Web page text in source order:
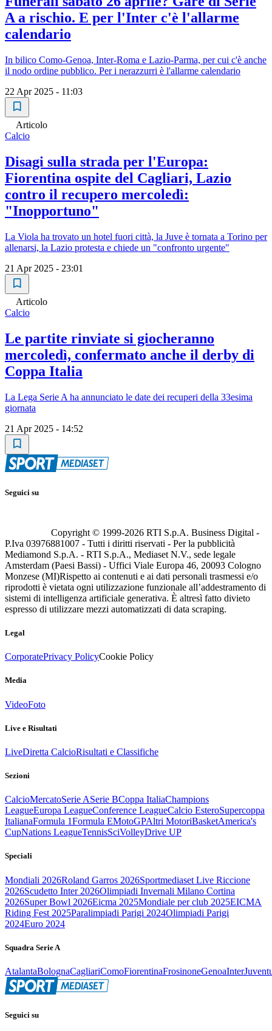
A a rischio. E per l'Inter c'è l'allarme
calendario
In bilico Como-Genoa, Inter-Roma e Lazio-Parma, per cui c'è anche
il nodo ordine pubblico. Per i nerazzurri è l'allarme calendario
22 Apr 2025 - 11:03
Articolo
Calcio
Disagi sulla strada per l'Europa:
Fiorentina ospite del Cagliari, Lazio
contro il recupero mercoledì:
"Inopportuno"
La Viola ha trovato un hotel fuori città, la Juve è tornata a Torino per
allenarsi, la Lazio protesta e chiede un "confronto urgente"
21 Apr 2025 - 23:01
Articolo
Calcio
Le partite rinviate si giocheranno
mercoledì, confermato anche il derby di
Coppa Italia
La Lega Serie A ha annunciato le date dei recuperi della 33esima
giornata
21 Apr 2025 - 14:52
Seguici su
Copyright © 1999-2026 RTI S.p.A. Business Digital -
P.Iva 03976881007 - Tutti i diritti riservati - Per la pubblicità
Mediamond S.p.A. - RTI S.p.A., Mediaset N.V., sede legale
Amsterdam (Paesi Bassi) - Uffici Viale Europa 46, 20093 Cologno
Monzese (MI)Rispetto ai contenuti e ai dati personali trasmessi e/o
riprodotti è vietata ogni utilizzazione funzionale all’addestramento di
sistemi di intelligenza artificiale generativa. È altresì fatto divieto
espresso di utilizzare mezzi automatizzati di data scraping.
Legal
CorporatePrivacy PolicyCookie Policy
Media
VideoFoto
Live e Risultati
LiveDiretta CalcioRisultati e Classifiche
Sezioni
CalcioMercatoSerie ASerie BCoppa ItaliaChampions
LeagueEuropa LeagueConference LeagueCalcio EsteroSupercoppa
ItalianaFormula 1Formula EMotoGPAltri MotoriBasketAmerica's
CupNations LeagueTennisSciVolleyDrive UP
Speciali
Mondiali 2026Roland Garros 2026Sportmediaset Live Riccione
2026Scudetto Inter 2026Olimpiadi Invernali Milano Cortina
2026Super Bowl 2026Eicma 2025Mondiale per club 2025EICMA
Riding Fest 2025Paralimpiadi Parigi 2024Olimpiadi Parigi
2024Euro 2024
Squadra Serie A
AtalantaBolognaCagliariComoFiorentinaFrosinoneGenoaInter
Seguici su